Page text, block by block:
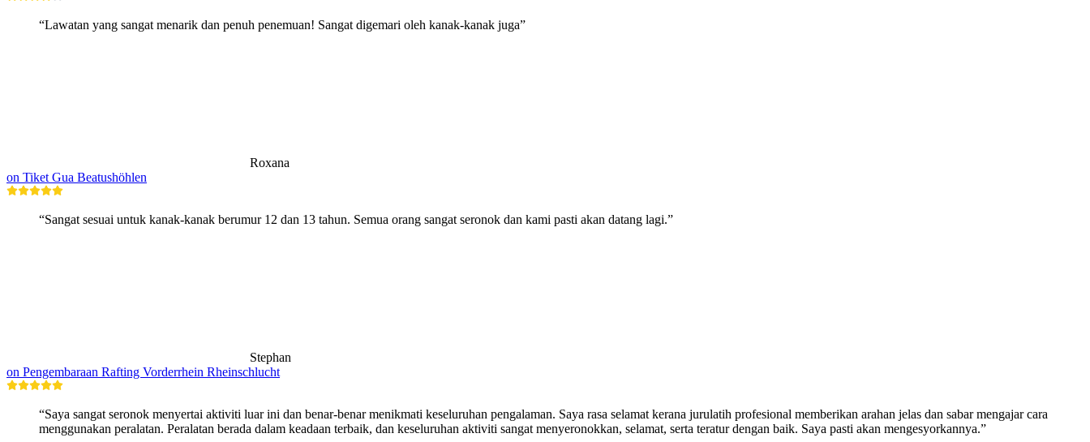
“Lawatan yang sangat menarik dan penuh penemuan! Sangat digemari oleh kanak-kanak juga”
Roxana
on Tiket Gua Beatushöhlen
“Sangat sesuai untuk kanak-kanak berumur 12 dan 13 tahun. Semua orang sangat seronok dan kami pasti akan datang lagi.”
Stephan
on Pengembaraan Rafting Vorderrhein Rheinschlucht
“Saya sangat seronok menyertai aktiviti luar ini dan benar-benar menikmati keseluruhan pengalaman. Saya rasa selamat kerana jurulatih profesional memberikan arahan jelas dan sabar mengajar cara
menggunakan peralatan. Peralatan berada dalam keadaan terbaik, dan keseluruhan aktiviti sangat menyeronokkan, selamat, serta teratur dengan baik. Saya pasti akan mengesyorkannya.”